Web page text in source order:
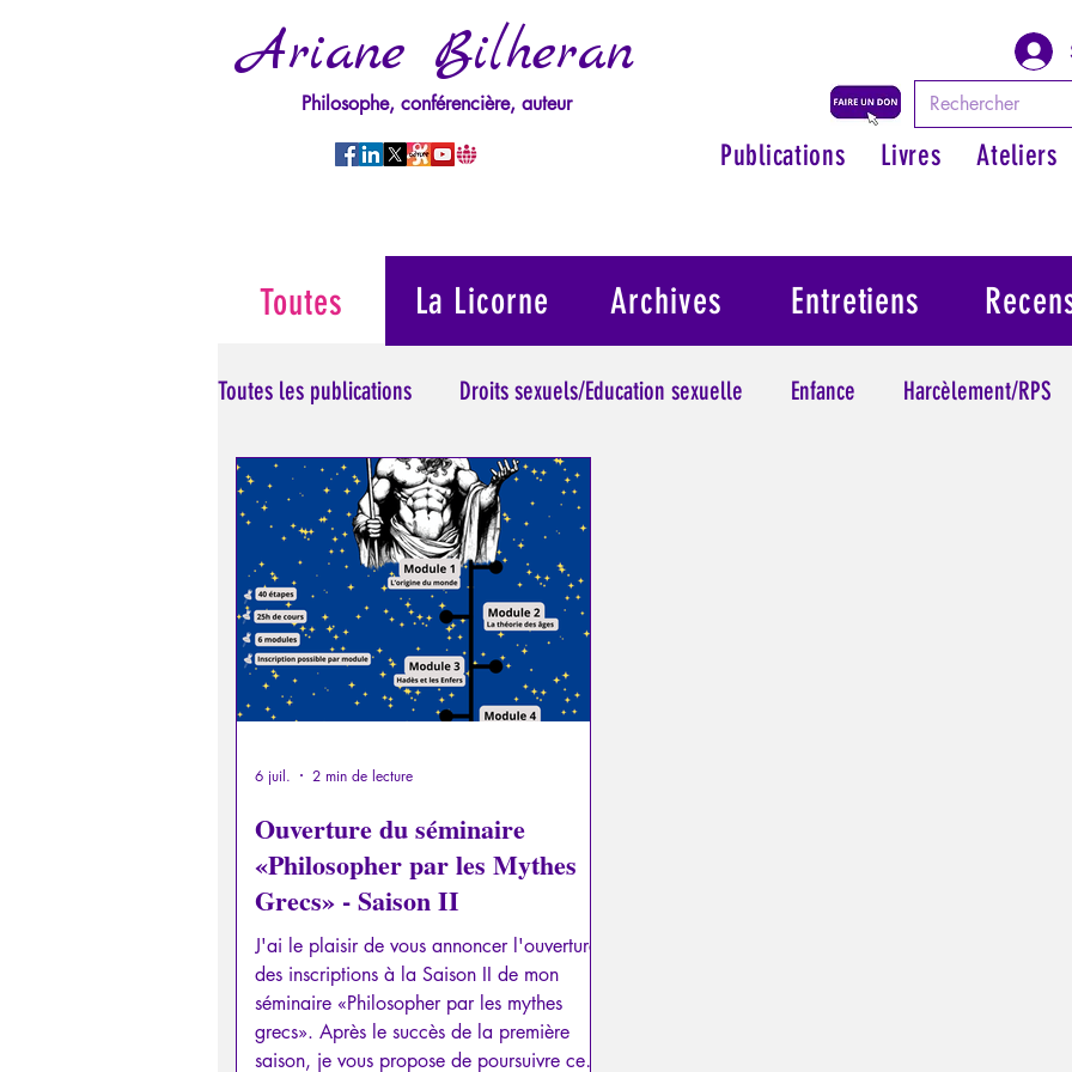
Ariane Bilheran
Philosophe, conférencière, auteur
Publications Livres Ateliers
Toutes les publications Droits sexuels/Education sexuelle Enfance Harcèlement/RPS
Manipulation/Perversion Mythologie - Savoir des Anciens
Psychopathologie de la Paranoïa
Retrouver son pouvoir personnel
Psychopathologie de l'Autorité
Intelligence artificielle
Ouverture du séminaire
«Philosopher par les Mythes
Grecs» - Saison II
J'ai le plaisir de vous annoncer l'ouverture
des inscriptions à la Saison II de mon
séminaire «Philosopher par les mythes
grecs». Après le succès de la première
saison, je vous propose de poursuivre ce
6 juil. 2 min de lecture
La Licorne Archives
Toutes Entretiens